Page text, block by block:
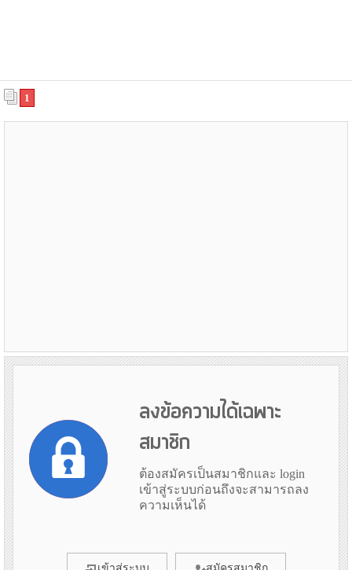
1
ลงข้อความได้เฉพาะ
สมาชิก
ต้องสมัครเป็นสมาชิกและ login
เข้าสู่ระบบก่อนถึงจะสามารถลง
ความเห็นได้